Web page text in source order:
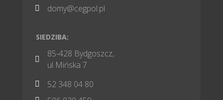
 domy@cegpol.pl
SIEDZIBA:

85-428 Bydgoszcz,
ul Mińska 7
 52 348 04 80